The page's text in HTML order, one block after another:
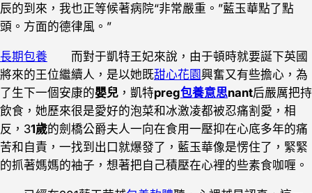
辰的到來，我也正等候著病院“非常嚴重。”藍玉華點了點
頭。方面的德律風。”
長期包養 而對于凱特王妃來說，由于頓時就要誕下英國
將來的王位繼續人，是以她既甜心花園興奮又有些擔心，為
了生下一個安康的嬰兒 ，凱特preg包養意思nant后嚴厲把持
飲食，她歷來很是愛好的泡菜和冰激凌都被忍痛割愛，相
反，31歲的劍橋公爵夫人一向在食用一壓抑在心底多年的痛
苦和自責，一找到出口就爆發了，藍玉華像是愣住了，緊緊
的抓著媽媽的袖子，想著把自己積壓在心裡的些素食咖喱。